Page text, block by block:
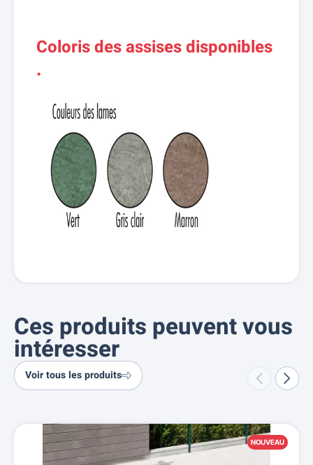
Coloris des assises disponibles
Ces produits peuvent vous
intéresser
Voir tous les produits
NOUVEAU